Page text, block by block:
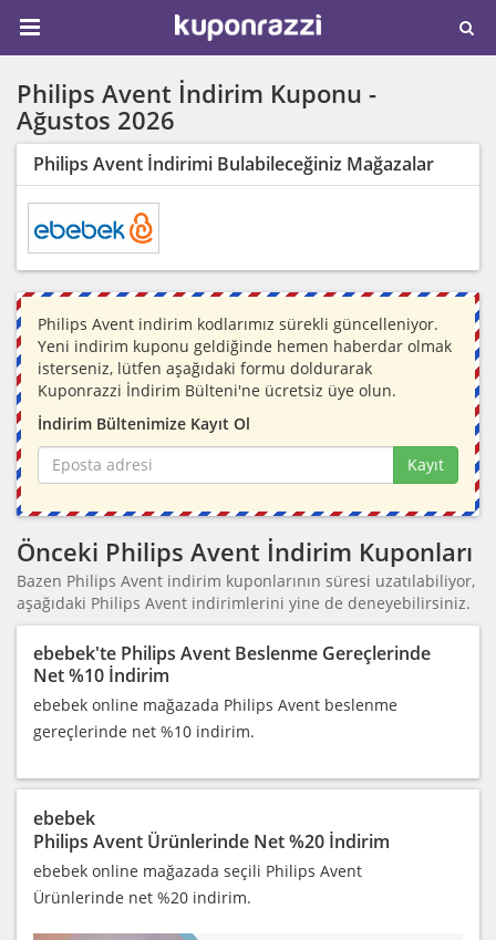
Philips Avent İndirim Kuponu -
Ağustos 2026
Philips Avent İndirimi Bulabileceğiniz Mağazalar
Philips Avent indirim kodlarımız sürekli güncelleniyor.
Yeni indirim kuponu geldiğinde hemen haberdar olmak
isterseniz, lütfen aşağıdaki formu doldurarak
Kuponrazzi İndirim Bülteni'ne ücretsiz üye olun.
İndirim Bültenimize Kayıt Ol
Kayıt
Önceki Philips Avent İndirim Kuponları
Bazen Philips Avent indirim kuponlarının süresi uzatılabiliyor,
aşağıdaki Philips Avent indirimlerini yine de deneyebilirsiniz.
ebebek'te Philips Avent Beslenme Gereçlerinde
Net %10 İndirim
ebebek online mağazada Philips Avent beslenme
gereçlerinde net %10 indirim.
ebebek
Philips Avent Ürünlerinde Net %20 İndirim
ebebek online mağazada seçili Philips Avent
Ürünlerinde net %20 indirim.